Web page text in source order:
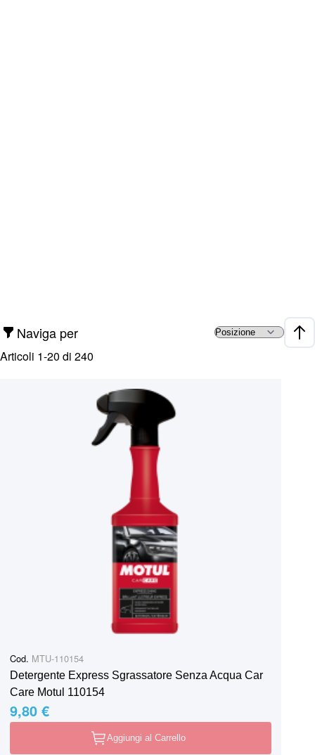
Naviga per
Articoli 1-20 di 240
Cod. MTU-110154
Detergente Express Sgrassatore Senza Acqua Car
Care Motul 110154
9,80 €
Aggiungi al Carrello